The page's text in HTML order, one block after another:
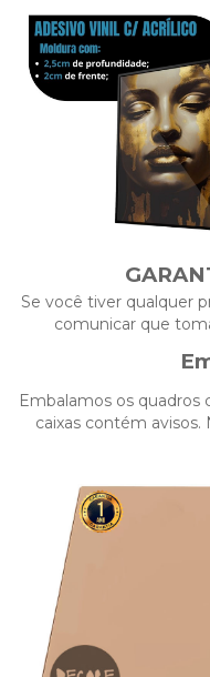
Se você tiver qualquer
comunicar que
Embalamos os quadros
caixas contém avisos.